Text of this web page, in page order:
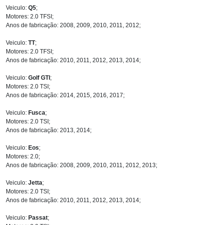
Veiculo: Q5;
Motores: 2.0 TFSI;
Anos de fabricação: 2008, 2009, 2010, 2011, 2012;
Veiculo: TT;
Motores: 2.0 TFSI;
Anos de fabricação: 2010, 2011, 2012, 2013, 2014;
Veiculo: Golf GTI;
Motores: 2.0 TSI;
Anos de fabricação: 2014, 2015, 2016, 2017;
Veiculo: Fusca;
Motores: 2.0 TSI;
Anos de fabricação: 2013, 2014;
Veiculo: Eos;
Motores: 2.0;
Anos de fabricação: 2008, 2009, 2010, 2011, 2012, 2013;
Veiculo: Jetta;
Motores: 2.0 TSI;
Anos de fabricação: 2010, 2011, 2012, 2013, 2014;
Veiculo: Passat;